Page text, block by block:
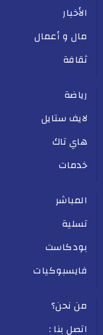
الأخبار
مال و أعمال
ثقافة
رياضة
لايف ستايل
هاي تاك
خدمات
المباشر
تسلية
بودكاست
فايسبوكيات
من نحن؟
اتصل بنا :